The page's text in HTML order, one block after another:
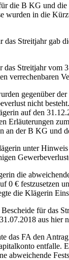
B KG und die C
wurden in die
gab die
vom
gegenüber der
nicht
auf den
zum
an der B KG und
unter Hinweis
abweichende
0 € festzusetzen
die Klägerin
für das
aus hier
FA den Antrag
entfalle.
abweichende